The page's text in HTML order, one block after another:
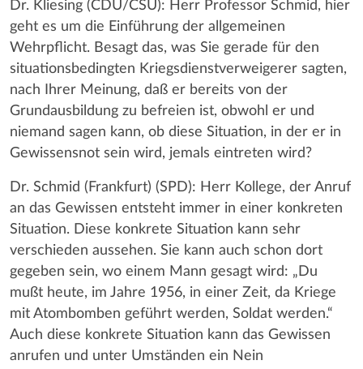
Dr. Kliesing (CDU/CSU): Herr Professor Schmid, hier
geht es um die Einführung der allgemeinen
Wehrpflicht. Besagt das, was Sie gerade für den
situationsbedingten Kriegsdienstverweigerer sagten,
nach Ihrer Meinung, daß er bereits von der
Grundausbildung zu befreien ist, obwohl er und
niemand sagen kann, ob diese Situation, in der er in
Gewissensnot sein wird, jemals eintreten wird?
Dr. Schmid (Frankfurt) (SPD): Herr Kollege, der Anruf
an das Gewissen entsteht immer in einer konkreten
Situation. Diese konkrete Situation kann sehr
verschieden aussehen. Sie kann auch schon dort
gegeben sein, wo einem Mann gesagt wird: „Du
mußt heute, im Jahre 1956, in einer Zeit, da Kriege
mit Atombomben geführt werden, Soldat werden.“
Auch diese konkrete Situation kann das Gewissen
anrufen und unter Umständen ein Nein